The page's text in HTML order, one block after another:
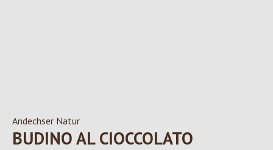
Andechser Natur
BUDINO AL CIOCCOLATO